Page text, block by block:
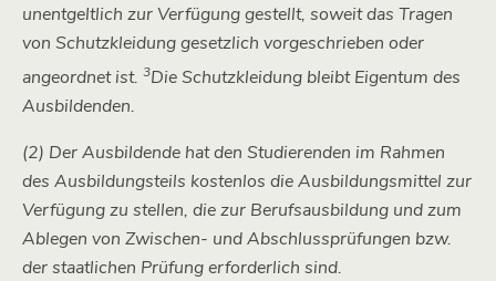
unentgeltlich zur Verfügung gestellt, soweit das Tragen
von Schutzkleidung gesetzlich vorgeschrieben oder
angeordnet ist. 3Die Schutzkleidung bleibt Eigentum des
Ausbildenden.
(2) Der Ausbildende hat den Studierenden im Rahmen
des Ausbildungsteils kostenlos die Ausbildungsmittel zur
Verfügung zu stellen, die zur Berufsausbildung und zum
Ablegen von Zwischen- und Abschlussprüfungen bzw.
der staatlichen Prüfung erforderlich sind.